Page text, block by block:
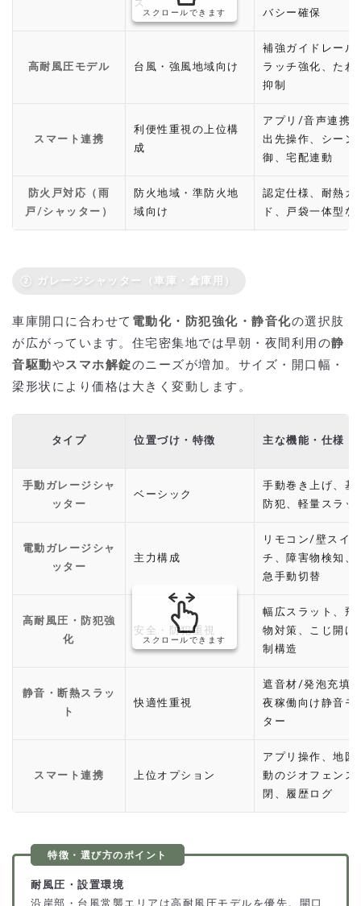
ス
バシー確保
高耐風圧モデル 台風・強風地域向け
補強ガイドレール
ラッチ強化、たわ
抑制
スマート連携
利便性重視の上位構
成
アプリ/音声連携
出先操作、シーン
御、宅配連動
防火戸対応（雨
戸/シャッター）
防火地域・準防火地
域向け
認定仕様、耐熱ガ
ド、戸袋一体型な
スクロールできます
② ガレージシャッター（車庫・倉庫用）
車庫開口に合わせて 電動化・防犯強化・静音化の選択肢
が広がっています。住宅密集地では早朝・夜間利用の静
音駆動や スマホ解錠のニーズが増加。サイズ・開口幅・
梁形状により価格は大きく変動します。
タイプ 位置づけ・特徴 主な機能・仕様
手動ガレージシャ
ッター
ベーシック
手動巻き上げ、基
防犯、軽量スラッ
電動ガレージシャ
ッター
主力構成
リモコン/壁スイ
チ、障害物検知、
急手動切替
高耐風圧・防犯強
化
安全・防犯重視
幅広スラット、飛
物対策、こじ開け
制構造
静音・断熱スラッ
ト
快適性重視
遮音材/発泡充填
夜稼働向け静音モ
ター
スマート連携 上位オプション
アプリ操作、地図
動のジオフェンス
閉、履歴ログ
スクロールできます
耐風圧・設置環境
沿岸部・台風常襲エリアは高耐風圧モデルを優先。開口